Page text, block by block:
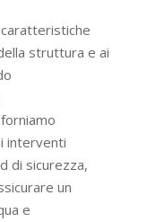
struttura e ai
interventi
di sicurezza,
un
e